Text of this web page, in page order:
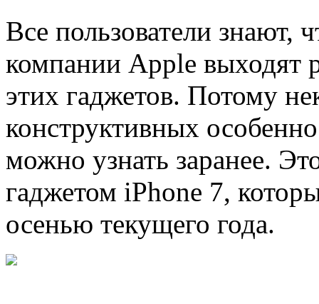
Все пользователи знают,
компании Apple выходят
этих гаджетов. Потому
конструктивных
можно узнать заранее.
гаджетом iPhone 7,
осенью текущего года.